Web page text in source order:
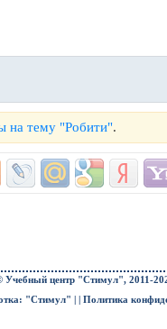
на тему "Робити".
Учебный центр "Стимул", 2011-
"Стимул" | | Политика